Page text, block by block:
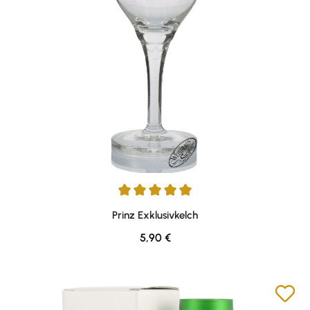
Durchschnittliche Bewertung von 5 von 5 Sternen
Prinz Exklusivkelch
Regulärer Preis:
5,90 €